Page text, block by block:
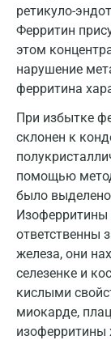
ретикуло-
Ферритин
этом
нарушение
ферритина
При избытке
склонен к
помощью
было
Изоферритины
ответственны
железа, они
селезенке и
кислыми
миокарде,
изоферритины
Балашиха
Барнаул
Великий
Вологда
Воронеж